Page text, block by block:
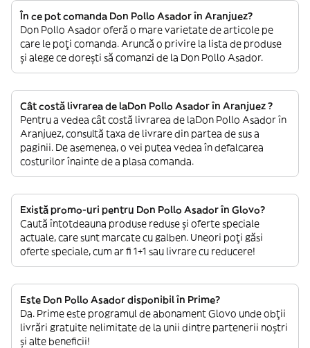
În ce pot comanda Don Pollo Asador în Aranjuez?
Don Pollo Asador oferă o mare varietate de articole pe
care le poți comanda. Aruncă o privire la lista de produse
și alege ce dorești să comanzi de la Don Pollo Asador.
Cât costă livrarea de laDon Pollo Asador în Aranjuez ?
Pentru a vedea cât costă livrarea de laDon Pollo Asador în
Aranjuez, consultă taxa de livrare din partea de sus a
paginii. De asemenea, o vei putea vedea în defalcarea
costurilor înainte de a plasa comanda.
Există promo-uri pentru Don Pollo Asador în Glovo?
Caută întotdeauna produse reduse și oferte speciale
actuale, care sunt marcate cu galben. Uneori poți găsi
oferte speciale, cum ar fi 1+1 sau livrare cu reducere!
Este Don Pollo Asador disponibil în Prime?
Da. Prime este programul de abonament Glovo unde obții
livrări gratuite nelimitate de la unii dintre partenerii noștri
și alte beneficii!